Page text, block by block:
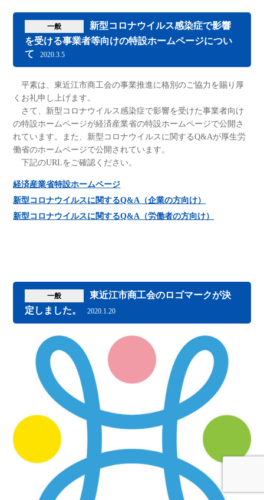
一般
新型コロナウイルス感染症で影響
を受ける事業者等向けの特設ホームページについ
て
2020.3.5
平素は、東近江市商工会の事業推進に格別のご協力を賜り厚
くお礼申し上げます。
さて、新型コロナウイルス感染症で影響を受けた事業者向け
の特設ホームページが経済産業省の特設ホームページで公開さ
れています。また、新型コロナウイルスに関するQ&Aが厚生労
働省のホームページで公開されています。
下記のURLをご確認ください。
経済産業省特設ホームページ
新型コロナウイルスに関するQ&A（企業の方向け）
新型コロナウイルスに関するQ&A（労働者の方向け）
一般
東近江市商工会のロゴマークが決
定しました。
2020.1.20